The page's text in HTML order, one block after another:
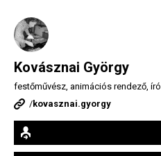
Kovásznai György
festőművész, animációs rendező, író
/kovasznai.gyorgy